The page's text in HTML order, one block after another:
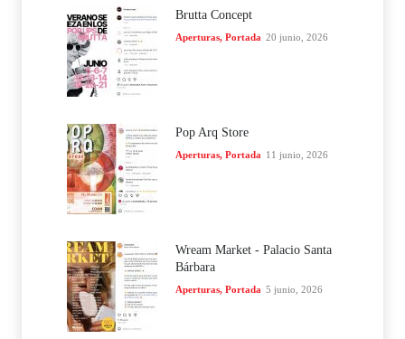
Brutta Concept
Aperturas, Portada 20 junio, 2026
Pop Arq Store
Aperturas, Portada 11 junio, 2026
Wream Market - Palacio Santa
Bárbara
Aperturas, Portada 5 junio, 2026